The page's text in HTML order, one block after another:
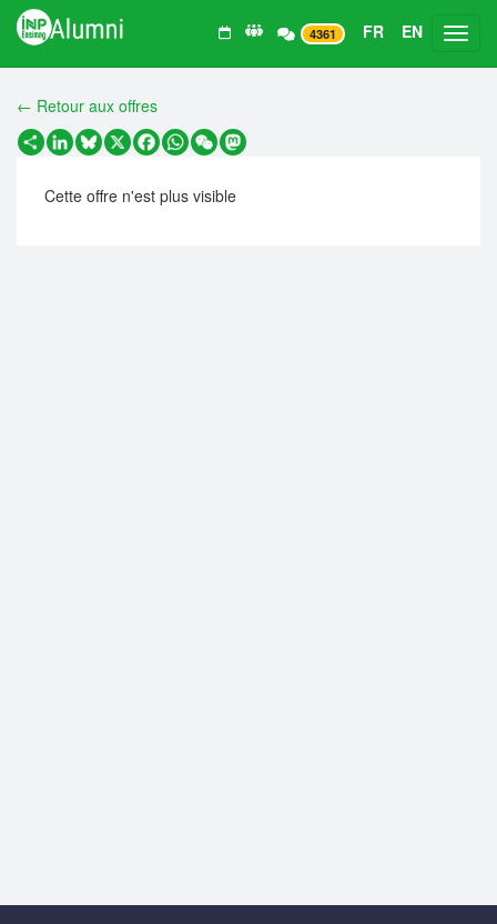
4361 FR EN
← Retour aux offres
PartagerLinkedIn
Bluesky
X Facebook
WhatsApp
WeChatMastodon
Cette offre n'est plus visible